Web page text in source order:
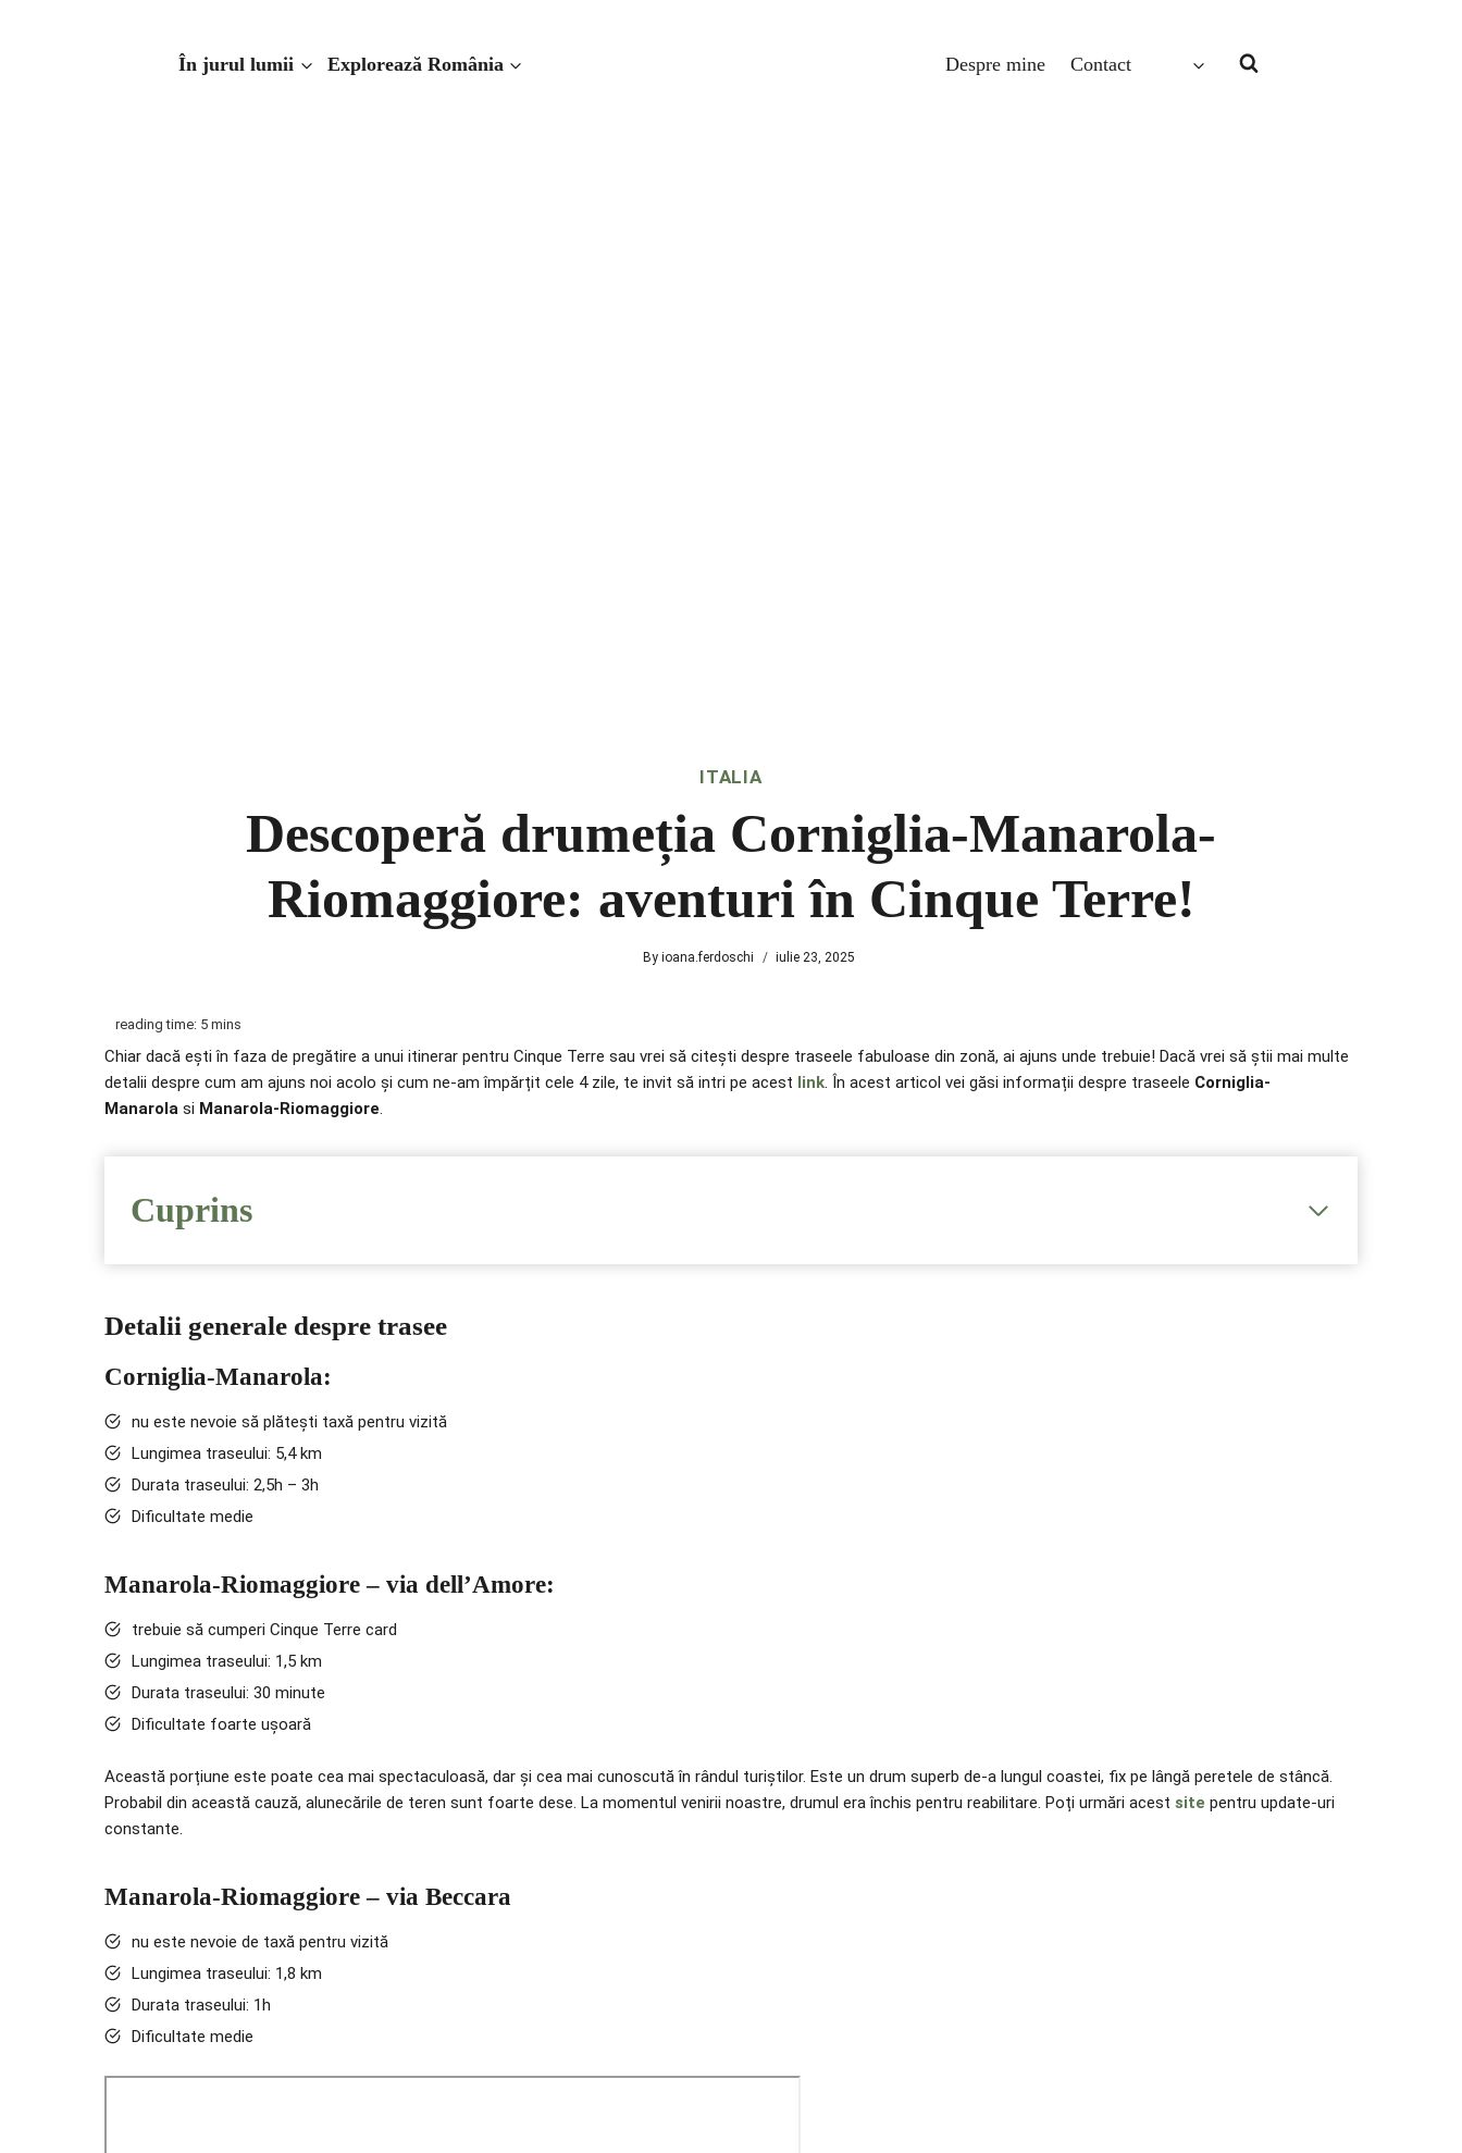
În jurul lumii Explorează România Despre mine Contact
ITALIA
Descoperă drumeția Corniglia-Manarola-
Riomaggiore: aventuri în Cinque Terre!
By ioana.ferdoschi iulie 23, 2025
Chiar dacă ești în faza de pregătire a unui itinerar pentru Cinque Terre sau vrei să citești despre traseele fabuloase din zonă, ai ajuns unde trebuie! Dacă vrei să știi mai multe
detalii despre cum am ajuns noi acolo și cum ne-am împărțit cele 4 zile, te invit să intri pe acest link. În acest articol vei găsi informații despre traseele Corniglia-
Manarolasi Manarola-Riomaggiore.
Cuprins
Detalii generale despre trasee
Corniglia-Manarola:
nu este nevoie să plătești taxă pentru vizită
Lungimea traseului: 5,4 km
Durata traseului: 2,5h – 3h
Dificultate medie
Manarola-Riomaggiore – via dell’Amore:
trebuie să cumperi Cinque Terre card
Lungimea traseului: 1,5 km
Durata traseului: 30 minute
Dificultate foarte ușoară
Această porțiune este poate cea mai spectaculoasă, dar și cea mai cunoscută în rândul turiștilor. Este un drum superb de-a lungul coastei, fix pe lângă peretele de stâncă.
Probabil din această cauză, alunecările de teren sunt foarte dese. La momentul venirii noastre, drumul era închis pentru reabilitare. Poți urmări acest site pentru update-uri
constante.
Manarola-Riomaggiore – via Beccara
nu este nevoie de taxă pentru vizită
Lungimea traseului: 1,8 km
Durata traseului: 1h
Dificultate medie